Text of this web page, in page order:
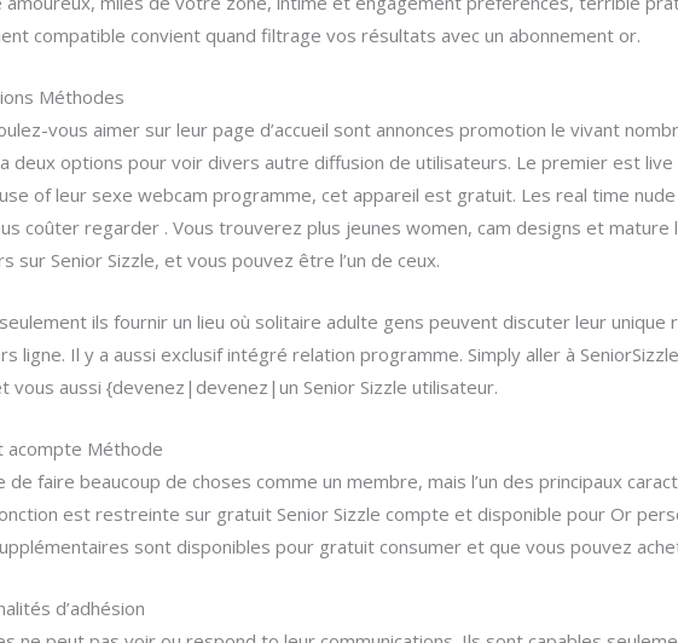
compatible convient quand filtrage vos résultats avec un abonnement or.
Méthodes
vous aimer sur leur page d’accueil sont annonces promotion le vivant
deux options pour voir divers autre diffusion de utilisateurs. Le premier est
of leur sexe webcam programme, cet appareil est gratuit. Les real time
coûter regarder . Vous trouverez plus jeunes women, cam designs et mature
sur Senior Sizzle, et vous pouvez être l’un de ceux.
ils fournir un lieu où solitaire adulte gens peuvent discuter leur unique
ligne. Il y a aussi exclusif intégré relation programme. Simply aller à
vous aussi {devenez|devenez|un Senior Sizzle utilisateur.
acompte Méthode
de faire beaucoup de choses comme un membre, mais l’un des principaux
est restreinte sur gratuit Senior Sizzle compte et disponible pour Or
sont disponibles pour gratuit consumer et que vous pouvez
d’adhésion